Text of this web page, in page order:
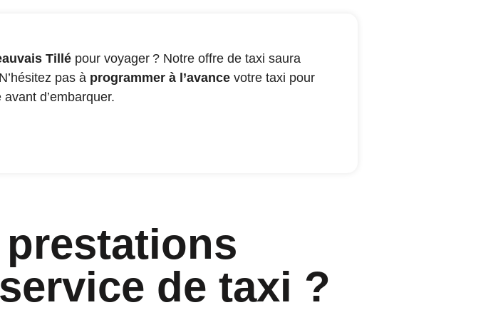
Tillépour voyager ? Notre offre de taxi saura
pas à programmer à l’avancevotre taxi pour
d’embarquer.
de taxi ?